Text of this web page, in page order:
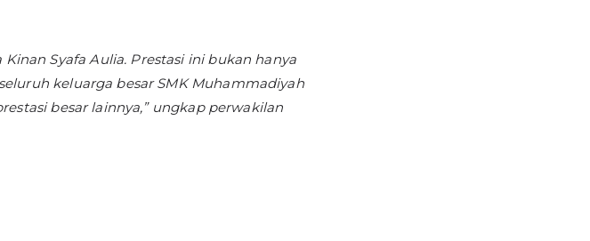
Syafa Aulia. Prestasi ini bukan hanya
keluarga besar SMK Muhammadiyah
besar lainnya,” ungkap perwakilan